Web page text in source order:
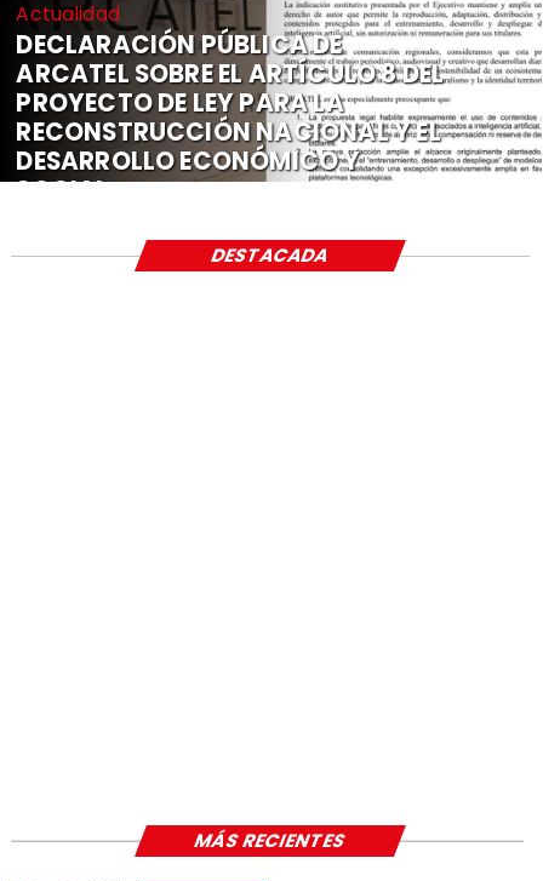
Actualidad
DECLARACIÓN PÚBLICA DE
ARCATEL SOBRE EL ARTÍCULO 8 DEL
PROYECTO DE LEY PARA LA
RECONSTRUCCIÓN NACIONAL Y EL
DESARROLLO ECONÓMICO Y
SOCIAL
DESTACADA
MÁS RECIENTES